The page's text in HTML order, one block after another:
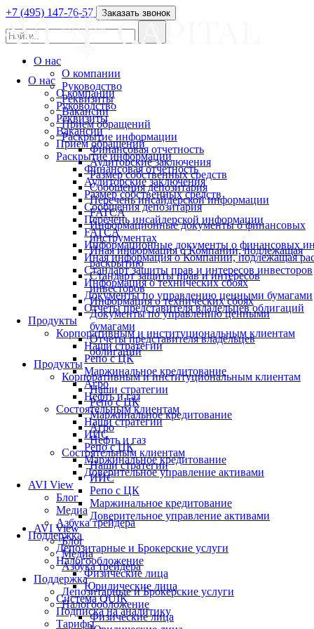
О нас
О компании
Руководство
Реквизиты
Вакансии
Прием обращений
Раскрытие информации
Финансовая отчетность
Аудиторские заключения
Размер собственных средств
Сообщения депозитария
Перечень инсайдерской информации
FATCA
Информационные документы о финансовых
Иная информация о Компании, подлежащая
Стандарт защиты прав и интересов инвесторов
Информация о технических сбоях
Документы по управлению ценными бумагами
Отчеты представителя владельцев облигаций
Продукты
Корпоративным и институциональным клиентам
Наши стратегии
Репо с ЦК
Маржинальное кредитование
Агро
Нефть и газ
Состоятельным клиентам
Наши стратегии
ИИС
Репо с ЦК
Маржинальное кредитование
Доверительное управление активами
AVI View
Блог
Медиа
Азбука трейдера
Поддержка
Депозитарные и Брокерские услуги
Налогообложение
Физические лица
Юридические лица
Система QUIK
Подписка на аналитику
Тарифы
+7 (495) 147-76-57 Заказать звонок
О нас
О компании
Руководство
Реквизиты
Вакансии
Прием обращений
Раскрытие информации
Финансовая отчетность
Аудиторские заключения
Размер собственных средств
Сообщения депозитария
Перечень инсайдерской информации
FATCA
Информационные документы о финансовых
инструментах
Иная информация о Компании, подлежащая
раскрытию
Стандарт защиты прав и интересов
инвесторов
Информация о технических сбоях
Документы по управлению ценными
бумагами
Отчеты представителя владельцев
облигаций
Продукты
Корпоративным и институциональным клиентам
Наши стратегии
Репо с ЦК
Маржинальное кредитование
Агро
Нефть и газ
Состоятельным клиентам
Наши стратегии
ИИС
Репо с ЦК
Маржинальное кредитование
Доверительное управление активами
AVI View
Блог
Медиа
Азбука трейдера
Поддержка
Депозитарные и Брокерские услуги
Налогообложение
Физические лица